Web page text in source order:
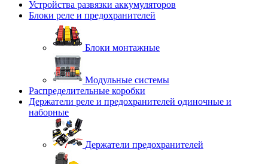
Устройства развязки аккумуляторов
Блоки реле и предохранителей
Блоки монтажные
Модульные системы
Распределительные коробки
Держатели реле и предохранителей одиночные и
наборные
Держатели предохранителей